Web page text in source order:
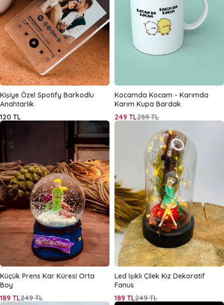
Kişiye Özel Spotify Barkodlu
Anahtarlık
120 TL
Kocamda Kocam - Karımda
Karım Kupa Bardak
289TL
249 TL
Küçük Prens Kar Küresi Orta
Boy
249TL
189 TL
Led Işıklı Çilek Kız Dekoratif
Fanus
249TL
189 TL